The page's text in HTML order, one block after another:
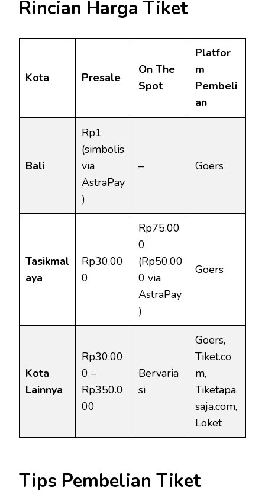
Rincian Harga Tiket
Kota Presale
On The
Spot
Platfor
m
Pembeli
an
Bali
Rp1
(simbolis
via
AstraPay
)
– Goers
Tasikmal
aya
Rp30.00
0
Rp75.00
0
(Rp50.00
0 via
AstraPay
)
Goers
Kota
Lainnya
Rp30.00
0 –
Rp350.0
00
Bervaria
si
Goers,
Tiket.co
m,
Tiketapa
saja.com,
Loket
Tips Pembelian Tiket